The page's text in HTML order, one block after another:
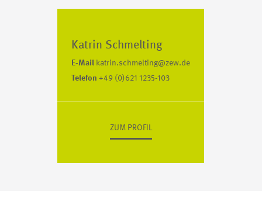
Katrin Schmelting
E-Mail katrin.schmelting@zew.de
Telefon+49 (0)621 1235-103
ZUM PROFIL